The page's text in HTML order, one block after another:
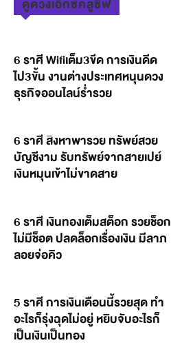
ดูดวงเอ็กซ์คลูซีฟ
6 ราศี Wifiเต็ม3ขีด การเงินดีด
ไป3ขั้น งานต่างประเทศหนุนดวง
ธุรกิจออนไลน์ร่ำรวย
6 ราศี สิงหาพารวย ทรัพย์สวย
บัญชีงาม รับทรัพย์จากสายเปย์
เงินหมุนเข้าไม่ขาดสาย
6 ราศี เงินทองเต็มสต็อก รวยช็อก
ไม่มีช็อต ปลดล็อกเรื่องเงิน มีลาภ
ลอยจ่อคิว
5 ราศี การเงินเดือนนี้รวยสุด ทำ
อะไรก็รุ่งฉุดไม่อยู่ หยิบจับอะไรก็
เป็นเงินเป็นทอง